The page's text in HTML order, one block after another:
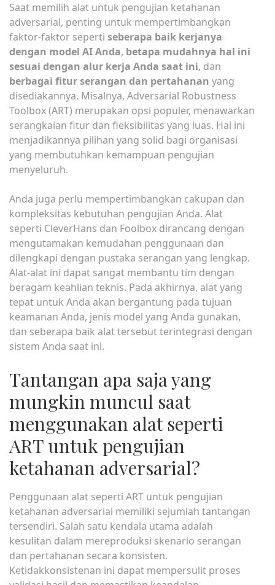
Saat memilih alat untuk pengujian ketahanan
adversarial, penting untuk mempertimbangkan
faktor-faktor seperti seberapa baik kerjanya
dengan model AI Anda, betapa mudahnya hal ini
sesuai dengan alur kerja Anda saat ini, dan
berbagai fitur serangan dan pertahanan yang
disediakannya. Misalnya, Adversarial Robustness
Toolbox (ART) merupakan opsi populer, menawarkan
serangkaian fitur dan fleksibilitas yang luas. Hal ini
menjadikannya pilihan yang solid bagi organisasi
yang membutuhkan kemampuan pengujian
menyeluruh.
Anda juga perlu mempertimbangkan cakupan dan
kompleksitas kebutuhan pengujian Anda. Alat
seperti CleverHans dan Foolbox dirancang dengan
mengutamakan kemudahan penggunaan dan
dilengkapi dengan pustaka serangan yang lengkap.
Alat-alat ini dapat sangat membantu tim dengan
beragam keahlian teknis. Pada akhirnya, alat yang
tepat untuk Anda akan bergantung pada tujuan
keamanan Anda, jenis model yang Anda gunakan,
dan seberapa baik alat tersebut terintegrasi dengan
sistem Anda saat ini.
Tantangan apa saja yang
mungkin muncul saat
menggunakan alat seperti
ART untuk pengujian
ketahanan adversarial?
Penggunaan alat seperti ART untuk pengujian
ketahanan adversarial memiliki sejumlah tantangan
tersendiri. Salah satu kendala utama adalah
kesulitan dalam mereproduksi skenario serangan
dan pertahanan secara konsisten.
Ketidakkonsistenan ini dapat mempersulit proses